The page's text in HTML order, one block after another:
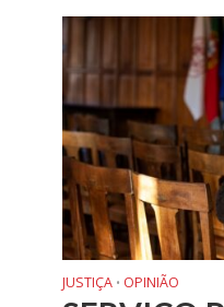
JUSTIÇA • OPINIÃO